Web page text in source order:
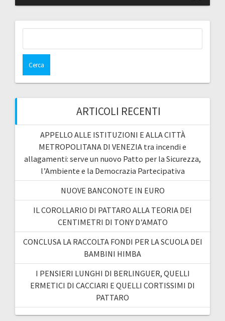
ARTICOLI RECENTI
APPELLO ALLE ISTITUZIONI E ALLA CITTÀ
METROPOLITANA DI VENEZIA tra incendi e
allagamenti: serve un nuovo Patto per la Sicurezza,
l’Ambiente e la Democrazia Partecipativa
NUOVE BANCONOTE IN EURO
IL COROLLARIO DI PATTARO ALLA TEORIA DEI
CENTIMETRI DI TONY D’AMATO
CONCLUSA LA RACCOLTA FONDI PER LA SCUOLA DEI
BAMBINI HIMBA
I PENSIERI LUNGHI DI BERLINGUER, QUELLI
ERMETICI DI CACCIARI E QUELLI CORTISSIMI DI
PATTARO